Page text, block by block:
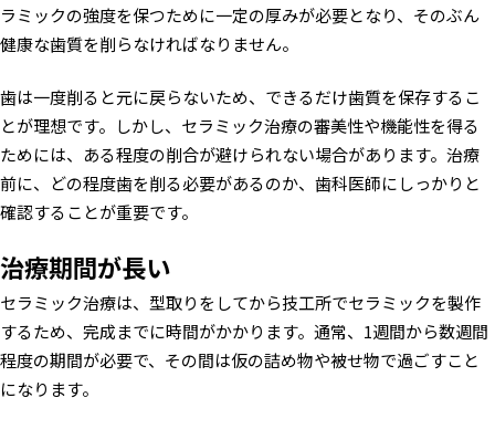
ラミックの強度を保つために一定の厚みが必要となり、そのぶん
健康な歯質を削らなければなりません。
歯は一度削ると元に戻らないため、できるだけ歯質を保存するこ
とが理想です。しかし、セラミック治療の審美性や機能性を得る
ためには、ある程度の削合が避けられない場合があります。治療
前に、どの程度歯を削る必要があるのか、歯科医師にしっかりと
確認することが重要です。
治療期間が長い
セラミック治療は、型取りをしてから技工所でセラミックを製作
するため、完成までに時間がかかります。通常、1週間から数週間
程度の期間が必要で、その間は仮の詰め物や被せ物で過ごすこと
になります。